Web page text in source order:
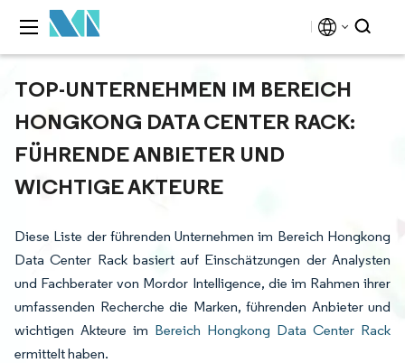
TOP-UNTERNEHMEN IM BEREICH
HONGKONG DATA CENTER RACK:
FÜHRENDE ANBIETER UND
WICHTIGE AKTEURE
Diese Liste der führenden Unternehmen im Bereich Hongkong
Data Center Rack basiert auf Einschätzungen der Analysten
und Fachberater von Mordor Intelligence, die im Rahmen ihrer
umfassenden Recherche die Marken, führenden Anbieter und
wichtigen Akteure im Bereich Hongkong Data Center Rack
ermittelt haben.